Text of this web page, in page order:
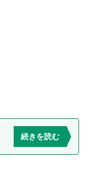
続きを読む